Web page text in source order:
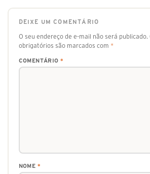
DEIXE UM COMENTÁRIO
O seu endereço de e-mail não será publicado.
obrigatórios são marcados com *
COMENTÁRIO *
NOME *